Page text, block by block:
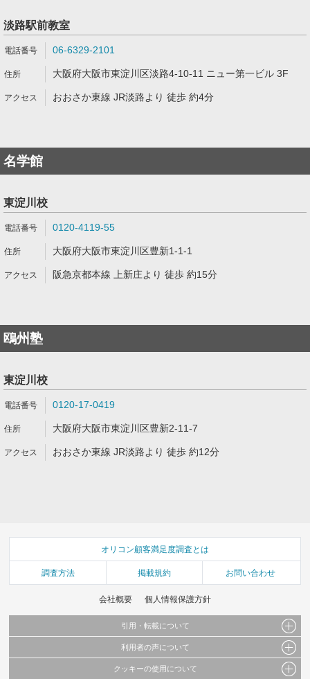
淡路駅前教室
06-6329-2101
大阪府大阪市東淀川区淡路4-10-11 ニュー第一ビル 3F
おおさか東線 JR淡路より 徒歩 約4分
名学館
東淀川校
0120-4119-55
大阪府大阪市東淀川区豊新1-1-1
阪急京都本線 上新庄より 徒歩 約15分
鴎州塾
東淀川校
0120-17-0419
大阪府大阪市東淀川区豊新2-11-7
おおさか東線 JR淡路より 徒歩 約12分
オリコン顧客満足度調査とは
調査方法 掲載規約 お問い合わせ
会社概要 個人情報保護方針
引用・転載について
当サイトで公開されている情報（文字、写真、イラスト、画像データ等）及びこれらの配
これらの情報を権利者の許可なく無断転載・複製などの二次利用を行うことは固く禁じて
利用者の声について
当サイトに掲載している内容はすべてサービスの利用者が提出された見解・感想です。
クッキーの使用について